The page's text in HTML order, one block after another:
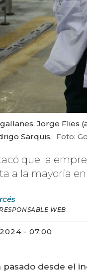
Jorge Flies
Sarquis. Foto:
que la
a la mayoría
WEB
- 07:00
pasado desde el